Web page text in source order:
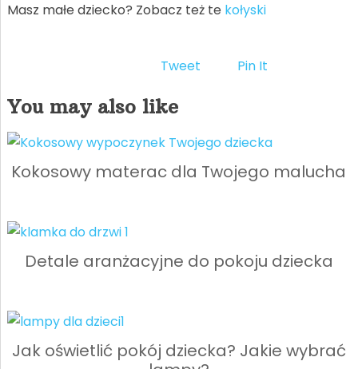
Masz małe dziecko? Zobacz też te kołyski
Tweet Pin It
You may also like
Kokosowy materac dla Twojego malucha
Detale aranżacyjne do pokoju dziecka
Jak oświetlić pokój dziecka? Jakie wybrać